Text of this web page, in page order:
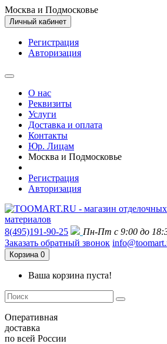
Москва и Подмосковье
Личный кабинет
Регистрация
Авторизация
О нас
Реквизиты
Услуги
Доставка и оплата
Контакты
Юр. Лицам
Москва и Подмосковье
Регистрация
Авторизация
8(495)191-90-25
Пн-Пт с 9:00 до
Заказать обратный звонок
Корзина 0
Ваша корзина пуста!
Оперативная
доставка
по всей России